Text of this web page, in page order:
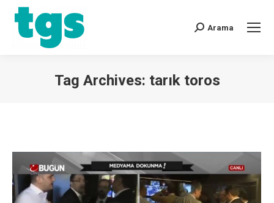
Arama
Tag Archives: tarık toros